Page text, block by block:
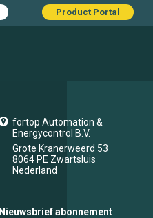
Product Portal
fortop Automation &
Energycontrol B.V.
Grote Kranerweerd 53
8064 PE Zwartsluis
Nederland
Nieuwsbrief abonnement